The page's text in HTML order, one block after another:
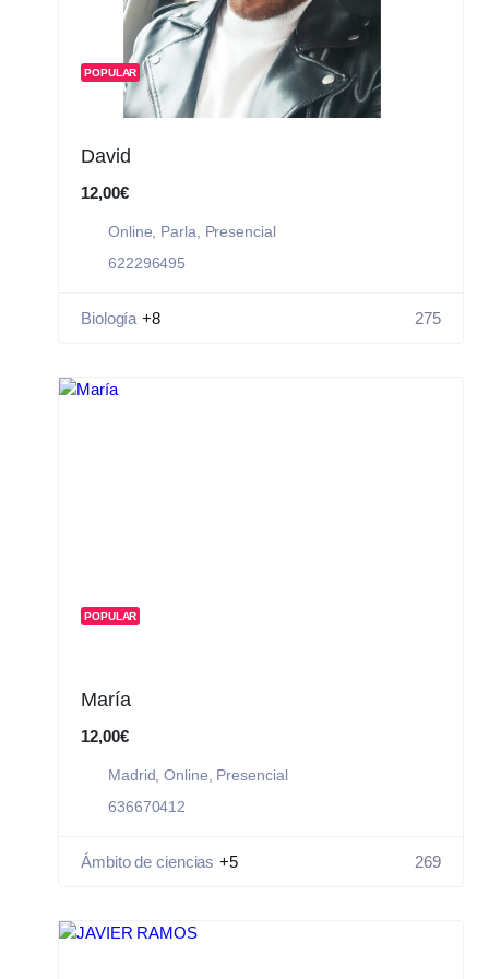
POPULAR
David
12,00€
Online Parla
Presencial
622296495
Biología +8 275
POPULAR
María
12,00€
Madrid ,Online Presencial
636670412
Ámbito de ciencias +5 269